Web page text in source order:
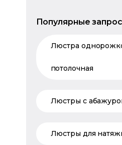
Популярные
Люстра
потолочная
Люстры с
Люстры для